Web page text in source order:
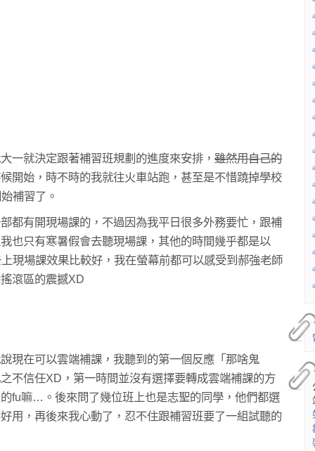
一就決定跟著補習班規劃的進度來安排， 雖然用自己的
開始，時不時的我就往火車站跑，甚至是不惜蹺掉學校
補習了。
都有開現場課的，不過因為我平日很多外務要忙，跟補
也只有寒暑假會去聽現場課，其他的時間幾乎都是以
現場課效果比較好，我在螢幕前都可以感受到郝強老師
滾區的震撼XD
現在可以雲端補課，我聽到的第一個反應「那啥鬼
不信任XD，第一時間並沒有選擇要轉成雲端補課的方
fu嘛…。後來問了幾位班上也是志聖的同學，他們都選
用，再後來我心動了，忍不住跟補習班要了一組試聽的